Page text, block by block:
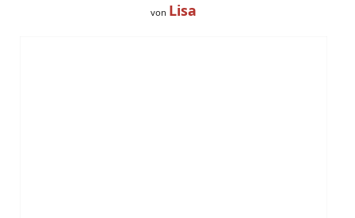
von Lisa